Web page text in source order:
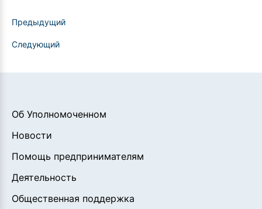
Предыдущий
Следующий
Об Уполномоченном
Новости
Помощь предпринимателям
Деятельность
Общественная поддержка